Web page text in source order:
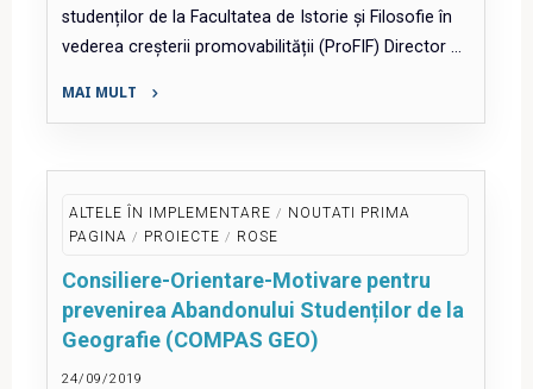
studenților de la Facultatea de Istorie și Filosofie în
vederea creșterii promovabilității (ProFIF) Director …
MAI MULT
"O
pentru
viitor!
Program
încurajare
a
studenților
de
ALTELE ÎN IMPLEMENTARE / NOUTATI PRIMA
PAGINA / PROIECTE / ROSE
Consiliere-Orientare-Motivare pentru
prevenirea Abandonului Studenților de la
Geografie (COMPAS GEO)
24/09/2019